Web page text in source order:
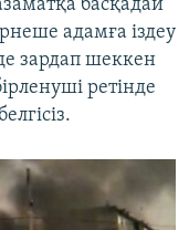
басқадай
адамға іздеу
зардап шеккен
ретінде